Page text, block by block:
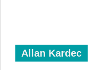
Allan Kardec